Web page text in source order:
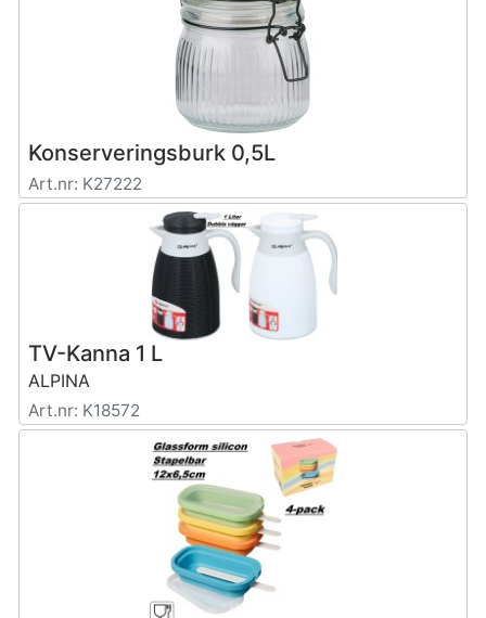
Konserveringsburk 0,5L
Art.nr: K27222
TV-Kanna 1 L
ALPINA
Art.nr: K18572